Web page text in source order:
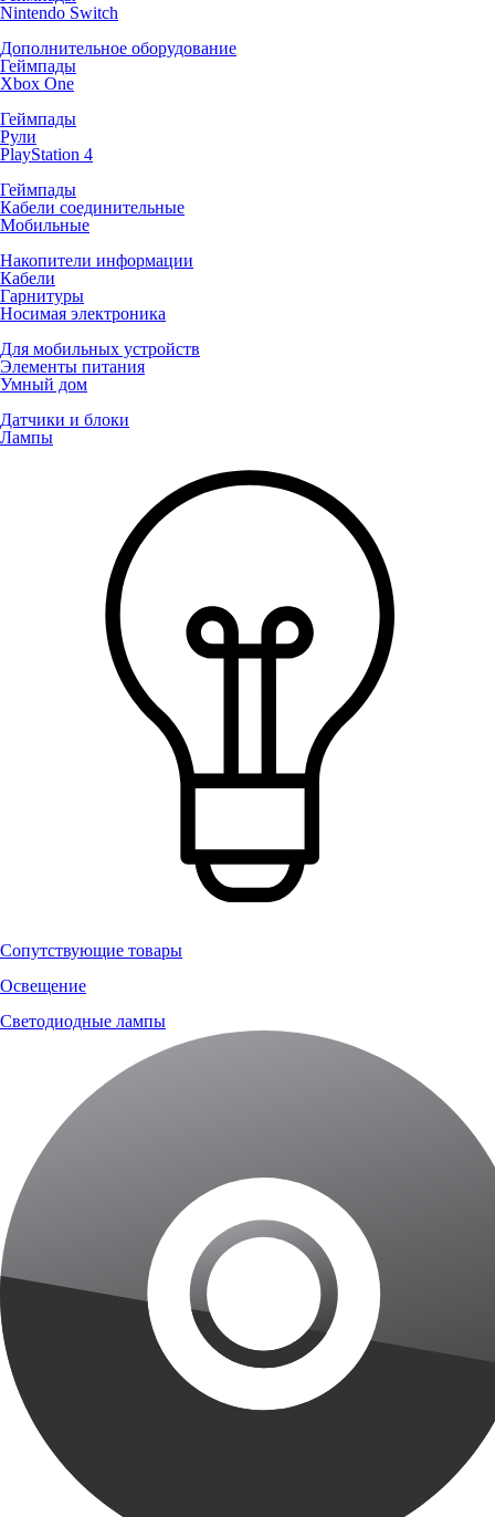
Nintendo Switch
Дополнительное оборудование
Геймпады
Xbox One
Геймпады
Рули
PlayStation 4
Геймпады
Кабели соединительные
Мобильные
Накопители информации
Кабели
Гарнитуры
Носимая электроника
Для мобильных устройств
Элементы питания
Умный дом
Датчики и блоки
Лампы
Сопутствующие товары
Освещение
Светодиодные лампы